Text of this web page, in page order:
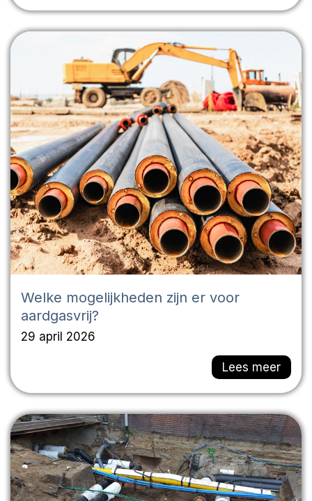
Welke mogelijkheden zijn er voor
aardgasvrij?
29 april 2026
Lees meer